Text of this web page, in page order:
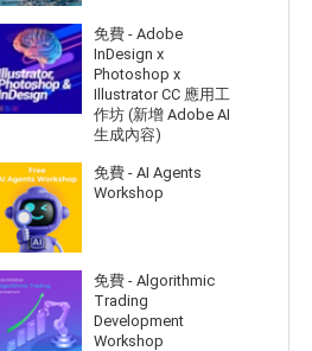
免費 - Adobe
InDesign x
Photoshop x
Illustrator CC 應用工
作坊 (新增 Adobe AI
生成內容)
免費 - AI Agents
Workshop
免費 - Algorithmic
Trading
Development
Workshop